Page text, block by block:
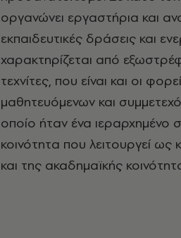
οργανώνει εργαστήρια και
εκπαιδευτικές δράσεις και
χαρακτηρίζεται από
τεχνίτες, που είναι και οι
μαθητευόμενων και
οποίο ήταν ένα ιεραρχημένο
κοινότητα που λειτουργεί ως
και της ακαδημαϊκής